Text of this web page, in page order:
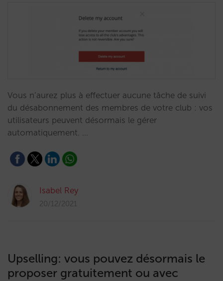
Vous n’aurez plus à effectuer aucune tâche de suivi
du désabonnement des membres de votre club : vos
utilisateurs peuvent désormais le gérer
automatiquement. …
Isabel Rey
20/12/2021
Upselling: vous pouvez désormais le
proposer gratuitement ou avec